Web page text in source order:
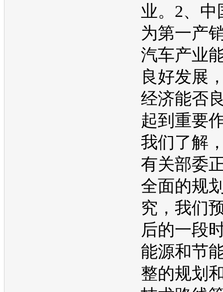
业。2、中
为第一产
汽车产业
良好发展
经济能否
起到重要
我们了解
有关部委
全面的规
究，我们
后的一段
能源和节
整的规划